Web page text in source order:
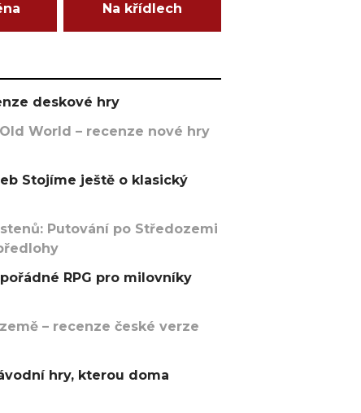
Na křídlech
deskové hry
World – recenze nové hry
Stojíme ještě o klasický
Putování po Středozemi
RPG pro milovníky
– recenze české verze
hry, kterou doma